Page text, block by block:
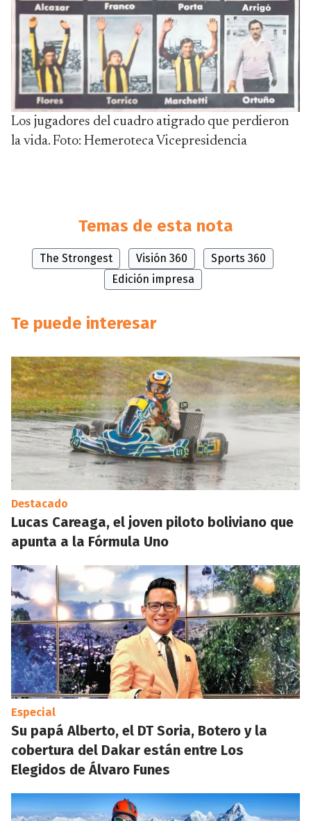
Los jugadores del cuadro atigrado que perdieron
la vida. Foto: Hemeroteca Vicepresidencia
Temas de esta nota
The Strongest Visión 360
Sports 360
Edición impresa
Te puede interesar
Destacado
Lucas Careaga, el joven piloto boliviano que
apunta a la Fórmula Uno
Especial
Su papá Alberto, el DT Soria, Botero y la
cobertura del Dakar están entre Los
Elegidos de Álvaro Funes